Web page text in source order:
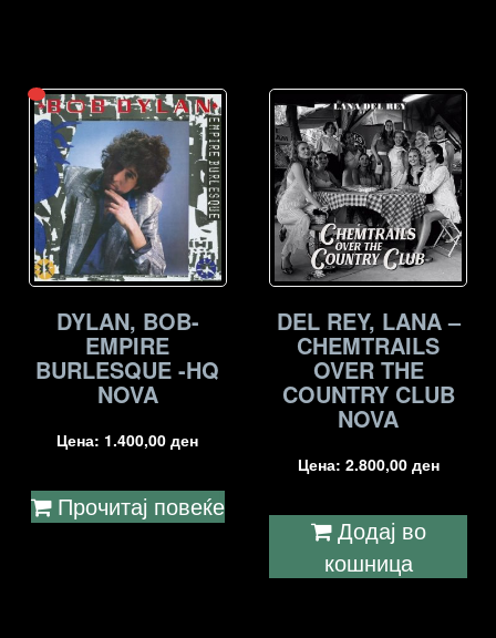
DYLAN, BOB-
EMPIRE
BURLESQUE -HQ
NOVA
Цена: 1.400,00ден
Прочитај повеќе
DEL REY, LANA –
CHEMTRAILS
OVER THE
COUNTRY CLUB
NOVA
Цена: 2.800,00 ден
Додај во
кошница